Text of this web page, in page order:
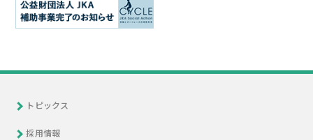
トピックス
採用情報